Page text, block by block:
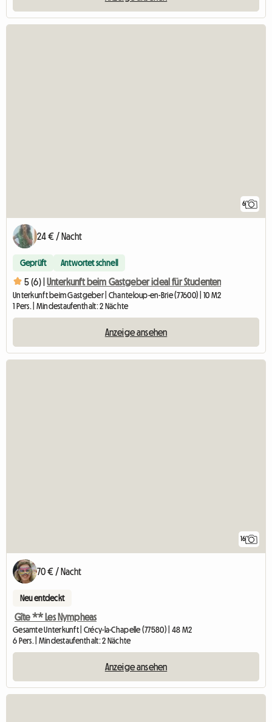
6
24 € / Nacht
Geprüft Antwortet schnell
5 (6) | Unterkunft beim Gastgeber ideal für Studenten
Unterkunft beim Gastgeber | Chanteloup-en-Brie (77600) | 10 M2
1 Pers. | Mindestaufenthalt: 2 Nächte
Anzeige ansehen
16
70 € / Nacht
Neu entdeckt
Gîte ** Les Nympheas
Gesamte Unterkunft | Crécy-la-Chapelle (77580) | 48 M2
6 Pers. | Mindestaufenthalt: 2 Nächte
Anzeige ansehen